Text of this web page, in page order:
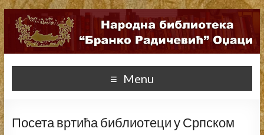
Menu
Посета вртића библиотеци у Српском